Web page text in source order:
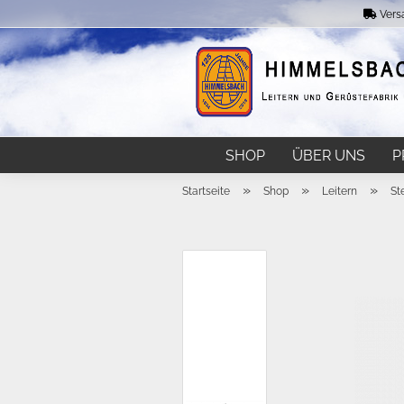
SHOP ÜBER UNS
Startseite » Shop » Leitern »